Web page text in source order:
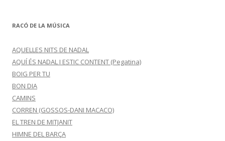
RACÓ DE LA MÚSICA
AQUELLES NITS DE NADAL
AQUÍ ÉS NADAL I ESTIC CONTENT (Pegatina)
BOIG PER TU
BON DIA
CAMINS
CORREN (GOSSOS-DANI MACACO)
EL TREN DE MITJANIT
HIMNE DEL BARÇA